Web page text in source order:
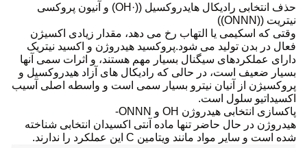
حذف انتخابی رادیکال هایدروکسیل ((·OH) و آنیون پروکسی
نیتریت ((ONNN))
وقتی که اسکیمی یا التهاب رخ می دهد، مقدار زیادی اکسیژن
فعال در بدن تولید می شود.پروکسید هیدروژن و اکسید نیتریک
دارای عملکردهای سیگنال بسیار مهم هستند، و اثرات سمی آنها
بسیار ضعیف است، در حالی که رادیکال های آزاد هیدروکسیل و
پروکسیژن از آنیان نیترو بسیار سمی است و واسطه اصلی آسیب
اکسیداتیو سلول است.
پاکسازی انتخابی هیدروژن OH و ONNN-
هیدروژن در حال حاضر تنها ماده آنتی اکسیدان انتخابی شناخته
شده است و سایر مواد مانند ویتامین C این عملکرد را ندارند.